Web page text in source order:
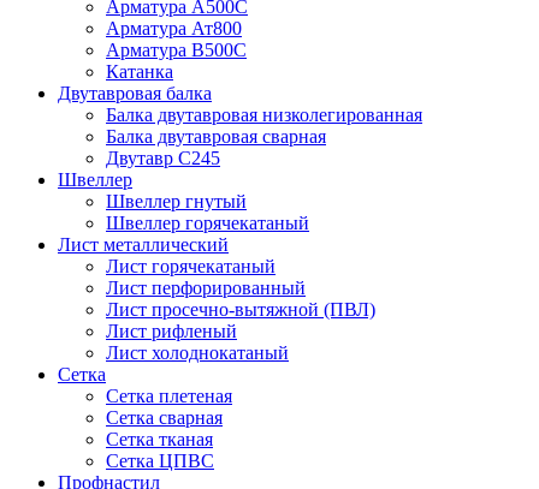
Арматура А500С
Арматура Ат800
Арматура В500С
Катанка
Двутавровая балка
Балка двутавровая низколегированная
Балка двутавровая сварная
Двутавр С245
Швеллер
Швеллер гнутый
Швеллер горячекатаный
Лист металлический
Лист горячекатаный
Лист перфорированный
Лист просечно-вытяжной (ПВЛ)
Лист рифленый
Лист холоднокатаный
Сетка
Сетка плетеная
Сетка сварная
Сетка тканая
Сетка ЦПВС
Профнастил